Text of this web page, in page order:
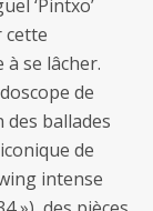
‘Pintxo’
cette
se lâcher.
de
ballades
de
intense